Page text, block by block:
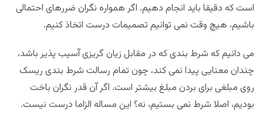
است که دقیقا باید انجام دهیم. اگر همواره نگران ضررهای احتمالی
باشیم، هیچ وقت نمی توانیم تصمیمات درست اتخاذ کنیم.
می دانیم که شرط بندی که در مقابل زیان گریزی آسیب پذیر باشد،
چندان معنایی پیدا نمی کند، چون تمام رسالت شرط بندی ریسک
روی مبلغی برای بردن مبلغ بیشتر است. اگر آن قدر نگران باخت
بودیم، اصلا شرط نمی بستیم، نه؟ این مساله الزاما درست نیست.